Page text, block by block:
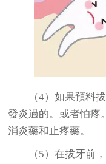
（4）如果預料
發炎過的。或者怕疼
消炎藥和止疼藥。
（5）在拔牙前